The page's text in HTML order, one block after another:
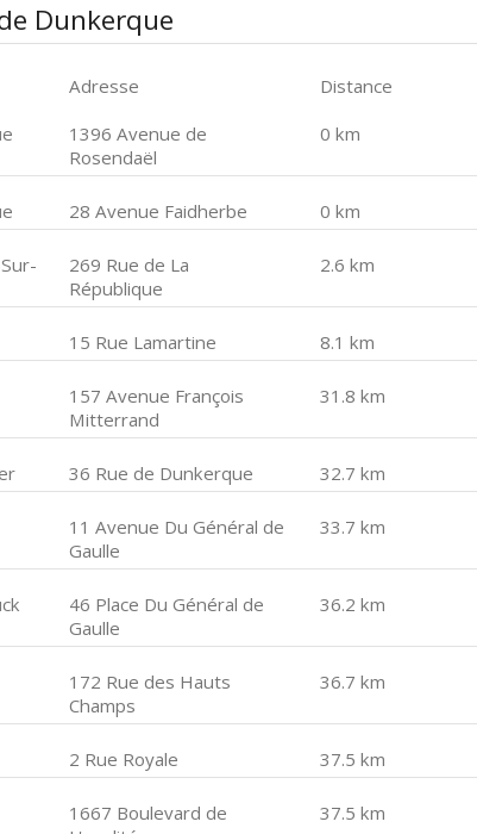
Dunkerque
Adresse
Distance
1396 Avenue de
Rosendaël
0 km
28 Avenue Faidherbe 0 km
269 Rue de La
République
2.6 km
15 Rue Lamartine 8.1 km
157 Avenue François
Mitterrand
31.8 km
36 Rue de Dunkerque 32.7 km
11 Avenue Du Général de
Gaulle
33.7 km
46 Place Du Général de
Gaulle
36.2 km
172 Rue des Hauts
Champs
36.7 km
2 Rue Royale 37.5 km
1667 Boulevard de
37.5 km